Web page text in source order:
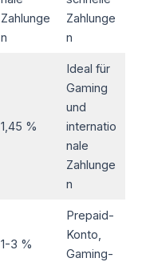
Zahlunge
n
Zahlunge
n
1,45 %
Ideal für
Gaming
und
internatio
nale
Zahlunge
n
1-3 %
Prepaid-
Konto,
Gaming-